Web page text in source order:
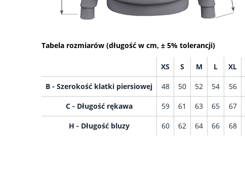
Tabela rozmiarów (długość w cm, ± 5% tolerancji)
XS S M L XL
B - Szerokość klatki piersiowej 48 50 52 54 56
C - Długość rękawa 59 61 63 65 67
H - Długość bluzy 60 62 64 66 68